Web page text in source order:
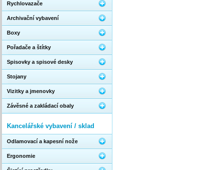
Rychlovazače
Archivační vybavení
Boxy
Pořadače a štítky
Spisovky a spisové desky
Stojany
Vizitky a jmenovky
Závěsné a zakládací obaly
Kancelářské vybavení / sklad
Odlamovací a kapesní nože
Ergonomie